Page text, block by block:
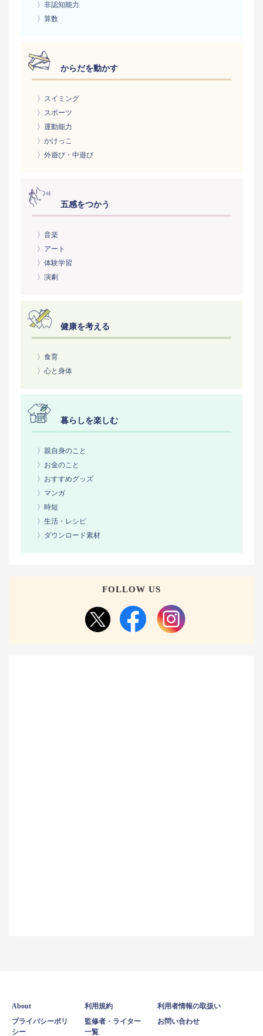
〉非認知能力
〉算数
からだを動かす
〉スイミング
〉スポーツ
〉運動能力
〉かけっこ
〉外遊び・中遊び
五感をつかう
〉音楽
〉アート
〉体験学習
〉演劇
健康を考える
〉食育
〉心と身体
暮らしを楽しむ
〉親自身のこと
〉お金のこと
〉おすすめグッズ
〉マンガ
〉時短
〉生活・レシピ
〉ダウンロード素材
FOLLOW US
About 利用規約 利用者情報の取扱い
プライバシーポリ
シー
監修者・ライター
一覧
お問い合わせ